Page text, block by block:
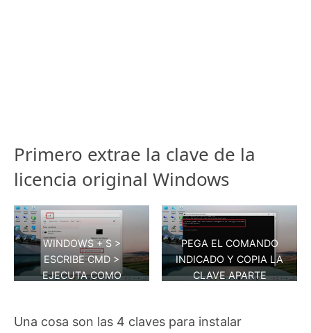
Primero extrae la clave de la
licencia original Windows
WINDOWS + S >
ESCRIBE CMD >
EJECUTA COMO
PEGA EL COMANDO
INDICADO Y COPIA LA
CLAVE APARTE
Una cosa son las 4 claves para instalar